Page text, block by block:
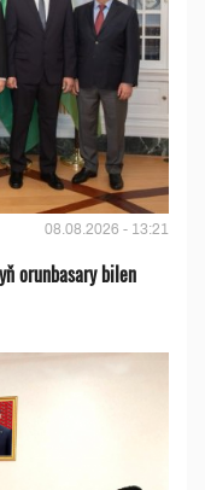
08.08.2026 - 13:21
orunbasary bilen